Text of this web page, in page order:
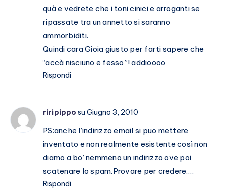
quà e vedrete che i toni cinici e arroganti se
ripassate tra un annetto si saranno
ammorbiditi.
Quindi cara Gioia giusto per farti sapere che
“accà nisciuno e fesso”! addioooo
Rispondi
riripippo su Giugno 3, 2010
PS:anche l’indirizzo email si puo mettere
inventato e non realmente esistente così non
diamo a bo’ nemmeno un indirizzo ove poi
scatenare lo spam.Provare per credere….
Rispondi